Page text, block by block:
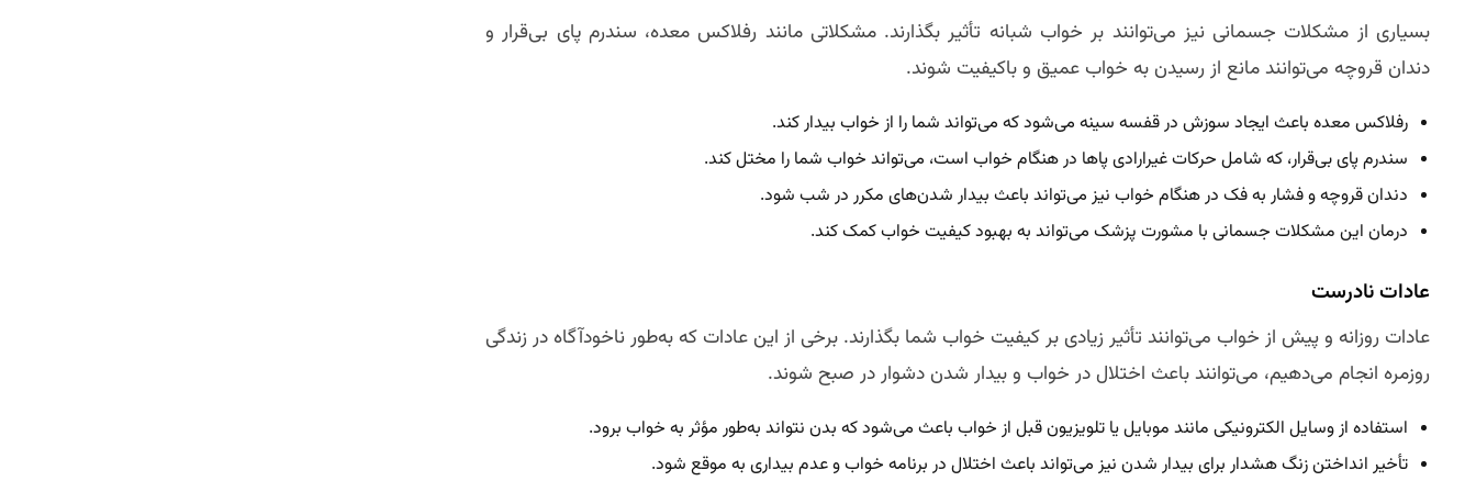
بسیاری از مشکلات جسمانی نیز می‌توانند بر خواب شبانه تأثیر بگذارند. مشکلاتی مانند رفلاکس معده، سندرم پای بی‌قرار و
دندان قروچه می‌توانند مانع از رسیدن به خواب عمیق و باکیفیت شوند.
رفلاکس معده باعث ایجاد سوزش در قفسه سینه می‌شود که می‌تواند شما را از خواب بیدار کند.
سندرم پای بی‌قرار، که شامل حرکات غیرارادی پاها در هنگام خواب است، می‌تواند خواب شما را مختل کند.
دندان قروچه و فشار به فک در هنگام خواب نیز می‌تواند باعث بیدار شدن‌های مکرر در شب شود.
درمان این مشکلات جسمانی با مشورت پزشک می‌تواند به بهبود کیفیت خواب کمک کند.
عادات نادرست
عادات روزانه و پیش از خواب می‌توانند تأثیر زیادی بر کیفیت خواب شما بگذارند. برخی از این عادات که به‌طور ناخودآگاه در زندگی
روزمره انجام می‌دهیم، می‌توانند باعث اختلال در خواب و بیدار شدن دشوار در صبح شوند.
استفاده از وسایل الکترونیکی مانند موبایل یا تلویزیون قبل از خواب باعث می‌شود که بدن نتواند به‌طور مؤثر به خواب برود.
تأخیر انداختن زنگ هشدار برای بیدار شدن نیز می‌تواند باعث اختلال در برنامه خواب و عدم بیداری به موقع شود.